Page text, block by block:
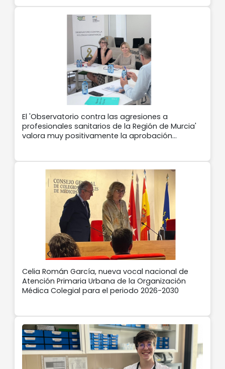
El 'Observatorio contra las agresiones a
profesionales sanitarios de la Región de Murcia'
valora muy positivamente la aprobación
Celia Román García, nueva vocal nacional de
Atención Primaria Urbana de la Organización
Médica Colegial para el periodo 2026-2030